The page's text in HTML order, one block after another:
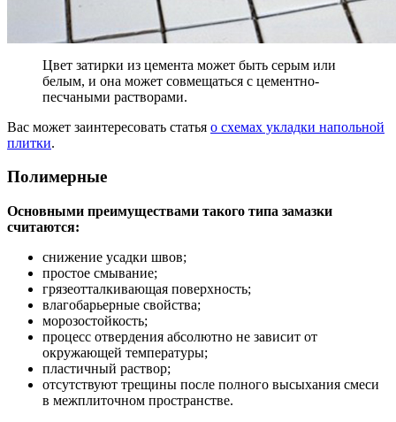
Цвет затирки из цемента может быть серым или
белым, и она может совмещаться с цементно-
песчаными растворами.
Вас может заинтересовать статья о схемах укладки напольной
плитки.
Полимерные
Основными преимуществами такого типа замазки
считаются:
снижение усадки швов;
простое смывание;
грязеотталкивающая поверхность;
влагобарьерные свойства;
морозостойкость;
процесс отвердения абсолютно не зависит от
окружающей температуры;
пластичный раствор;
отсутствуют трещины после полного высыхания смеси
в межплиточном пространстве.